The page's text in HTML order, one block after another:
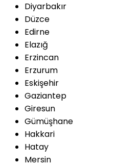
Diyarbakır
Düzce
Edirne
Elazığ
Erzincan
Erzurum
Eskişehir
Gaziantep
Giresun
Gümüşhane
Hakkari
Hatay
Mersin